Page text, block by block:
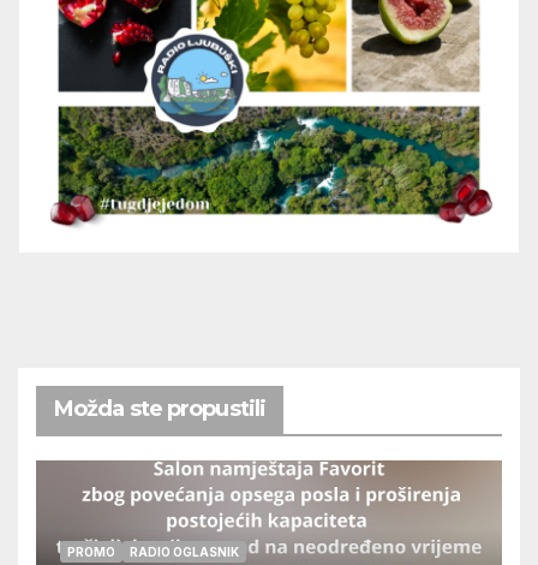
Možda ste propustili
PROMO RADIO OGLASNIK